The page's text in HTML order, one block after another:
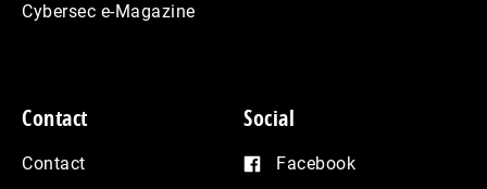
Cybersec e-Magazine
Contact
Contact
Social
Facebook